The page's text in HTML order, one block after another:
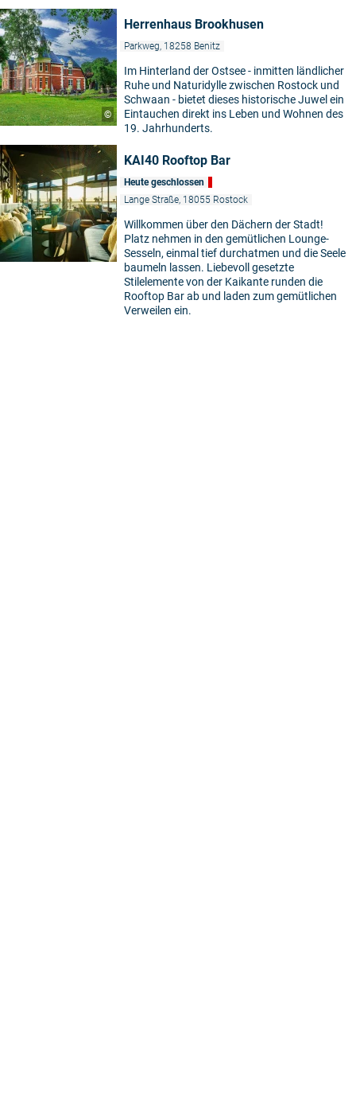
©
Herrenhaus Brookhusen
Parkweg, 18258 Benitz
Im Hinterland der Ostsee - inmitten ländlicher
Ruhe und Naturidylle zwischen Rostock und
Schwaan - bietet dieses historische Juwel ein
Eintauchen direkt ins Leben und Wohnen des
19. Jahrhunderts.
KAI40 Rooftop Bar
Heute geschlossen
Lange Straße, 18055 Rostock
Willkommen über den Dächern der Stadt!
Platz nehmen in den gemütlichen Lounge-
Sesseln, einmal tief durchatmen und die Seele
baumeln lassen. Liebevoll gesetzte
Stilelemente von der Kaikante runden die
Rooftop Bar ab und laden zum gemütlichen
Verweilen ein.